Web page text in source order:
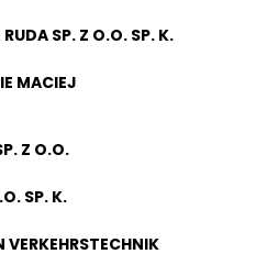
SP. Z O.O. SP. K.
MACIEJ
Z O.O.
SP. K.
VERKEHRSTECHNIK